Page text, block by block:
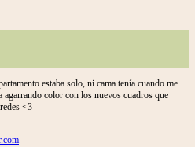
estaba solo, ni cama tenía cuando me
agarrando color con los nuevos cuadros que
<3